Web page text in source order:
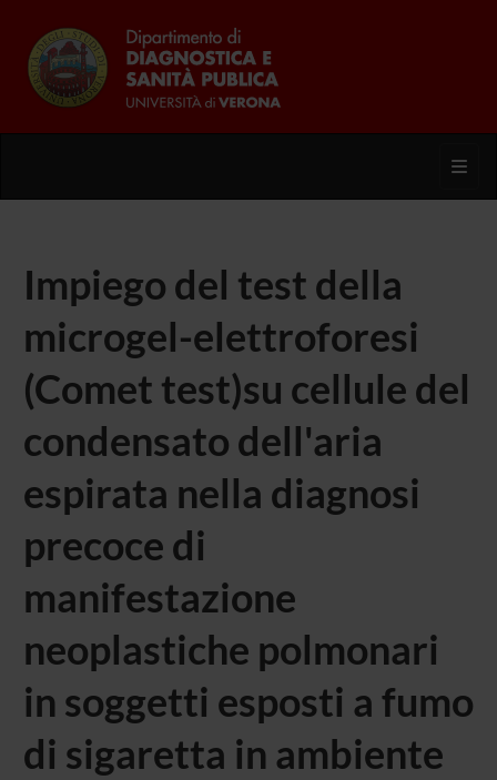
Impiego del test della
microgel-elettroforesi
(Comet test)su cellule del
condensato dell'aria
espirata nella diagnosi
precoce di
manifestazione
neoplastiche polmonari
in soggetti esposti a fumo
di sigaretta in ambiente